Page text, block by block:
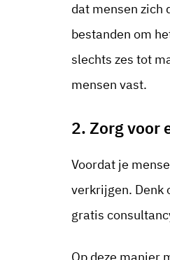
dat mensen zich
bestanden om
slechts zes tot
mensen vast.
2. Zorg voor
Voordat je
verkrijgen. Denk
gratis